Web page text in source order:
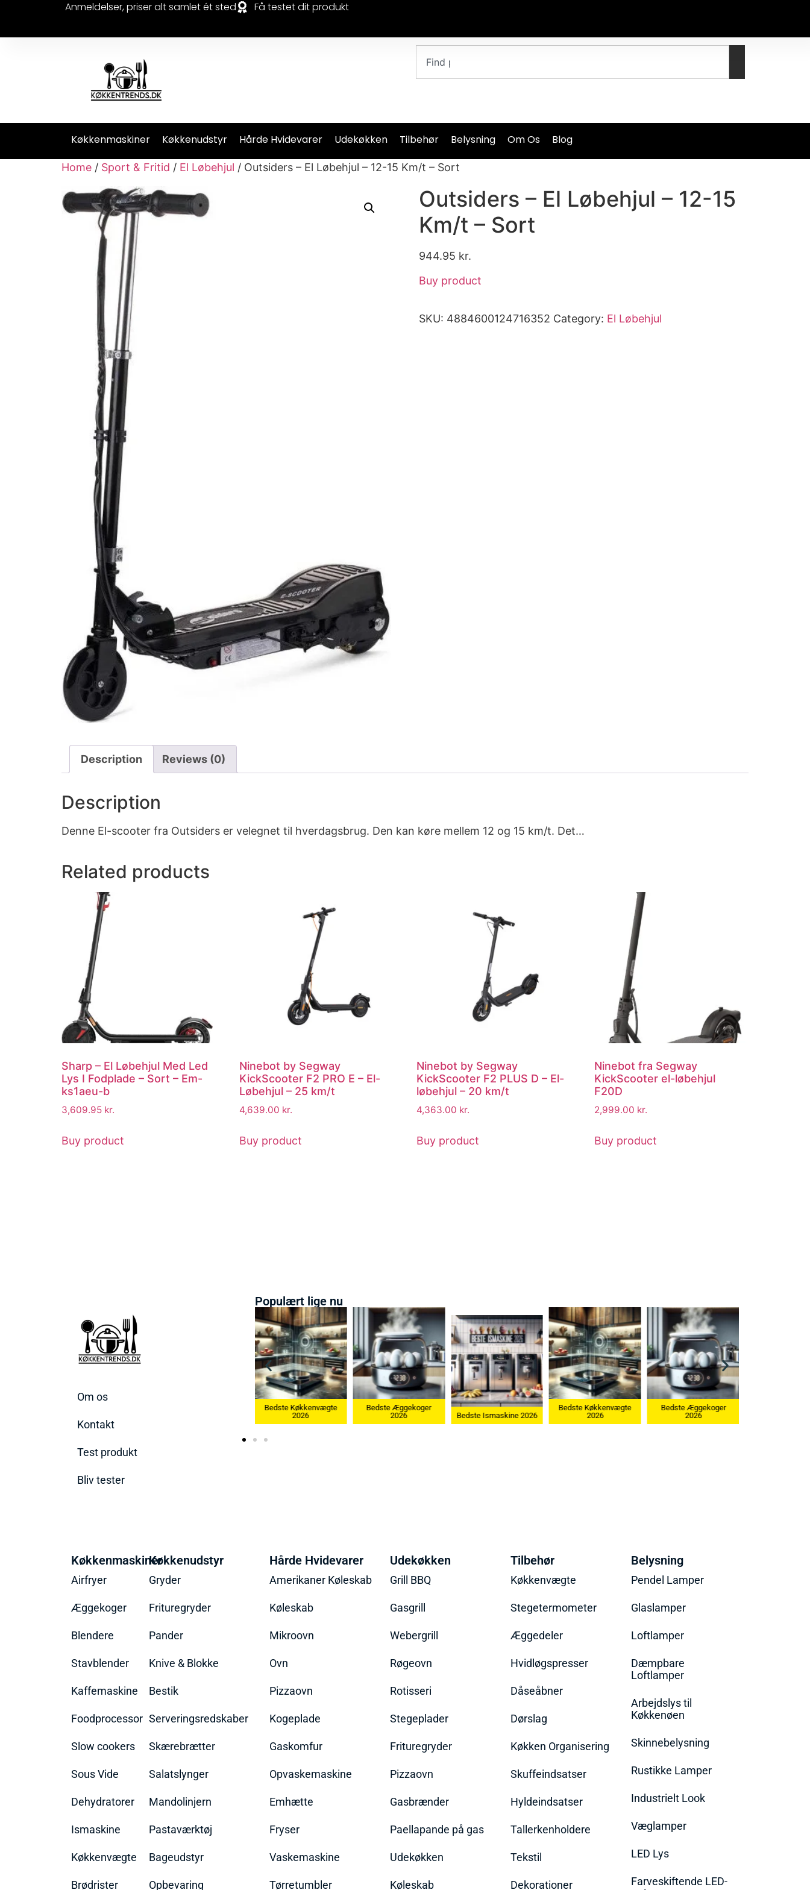
Anmeldelser, priser alt samlet ét sted Få testet dit produkt
Køkkenmaskiner Køkkenudstyr Hårde Hvidevarer Udekøkken Tilbehør Belysning Om Os Blog
Home / Sport & Fritid / El Løbehjul / Outsiders – El Løbehjul – 12-15 Km/t – Sort
Outsiders – El Løbehjul – 12-15
Km/t – Sort
944.95 kr.
Buy product
SKU: 4884600124716352 Category: El Løbehjul
Description Reviews (0)
Description
Denne El-scooter fra Outsiders er velegnet til hverdagsbrug. Den kan køre mellem 12 og 15 km/t. Det…
Related products
Sharp – El Løbehjul Med Led
Lys I Fodplade – Sort – Em-
ks1aeu-b
3,609.95 kr.
Buy product
Ninebot by Segway
KickScooter F2 PRO E – El-
Løbehjul – 25 km/t
4,639.00 kr.
Buy product
Ninebot by Segway
KickScooter F2 PLUS D – El-
løbehjul – 20 km/t
4,363.00 kr.
Buy product
Ninebot fra Segway
KickScooter el-løbehjul
F20D
2,999.00 kr.
Buy product
Om os
Kontakt
Test produkt
Bliv tester
Populært lige nu
Bedste Køkkenvægte
Bedste Æggekoger
Bedste Ismaskine 2026
Bedste Køkkenvægte
2026
Bedste Æggekoger
Bedste Ismaskine 2026
Køkkenmaskiner
Airfryer
Æggekoger
Blendere
Stavblender
Kaffemaskine
Foodprocessor
Slow cookers
Sous Vide
Dehydratorer
Ismaskine
Køkkenvægte
Brødrister
Køkkenudstyr
Gryder
Frituregryder
Pander
Knive & Blokke
Bestik
Serveringsredskaber
Skærebrætter
Salatslynger
Mandolinjern
Pastaværktøj
Bageudstyr
Opbevaring
Hårde Hvidevarer
Amerikaner Køleskab
Køleskab
Mikroovn
Ovn
Pizzaovn
Kogeplade
Gaskomfur
Opvaskemaskine
Emhætte
Fryser
Vaskemaskine
Tørretumbler
Udekøkken
Grill BBQ
Gasgrill
Webergrill
Røgeovn
Rotisseri
Stegeplader
Frituregryder
Pizzaovn
Gasbrænder
Paellapande på gas
Udekøkken
Køleskab
Tilbehør
Køkkenvægte
Stegetermometer
Æggedeler
Hvidløgspresser
Dåseåbner
Dørslag
Køkken Organisering
Skuffeindsatser
Hyldeindsatser
Tallerkenholdere
Tekstil
Dekorationer
Belysning
Pendel Lamper
Glaslamper
Loftlamper
Dæmpbare
Loftlamper
Arbejdslys til
Køkkenøen
Skinnebelysning
Rustikke Lamper
Industrielt Look
Væglamper
LED Lys
Farveskiftende LED-